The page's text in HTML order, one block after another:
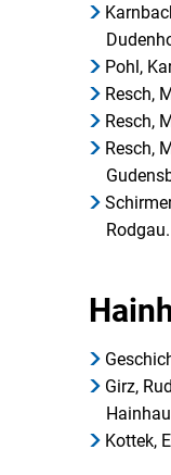
Pohl,
Resch,
Resch,
Resch,
Girz,
Kottek,